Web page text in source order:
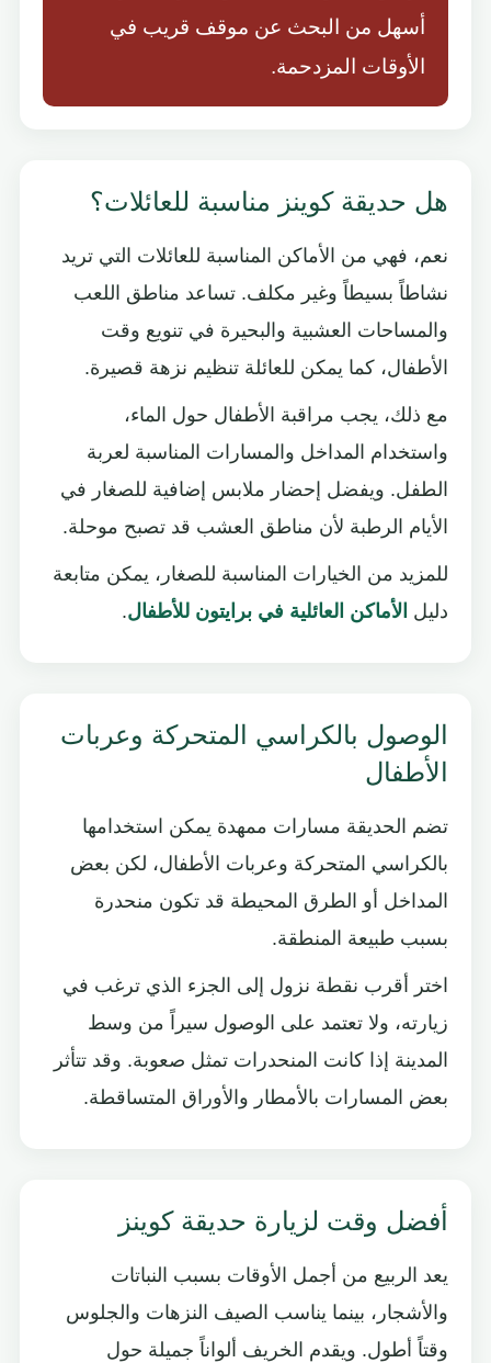
أسهل من البحث عن موقف قريب في
الأوقات المزدحمة.
هل حديقة كوينز مناسبة للعائلات؟
نعم، فهي من الأماكن المناسبة للعائلات التي تريد
نشاطاً بسيطاً وغير مكلف. تساعد مناطق اللعب
والمساحات العشبية والبحيرة في تنويع وقت
الأطفال، كما يمكن للعائلة تنظيم نزهة قصيرة.
مع ذلك، يجب مراقبة الأطفال حول الماء،
واستخدام المداخل والمسارات المناسبة لعربة
الطفل. ويفضل إحضار ملابس إضافية للصغار في
الأيام الرطبة لأن مناطق العشب قد تصبح موحلة.
للمزيد من الخيارات المناسبة للصغار، يمكن متابعة
دليل الأماكن العائلية في برايتون للأطفال.
الوصول بالكراسي المتحركة وعربات
الأطفال
تضم الحديقة مسارات ممهدة يمكن استخدامها
بالكراسي المتحركة وعربات الأطفال، لكن بعض
المداخل أو الطرق المحيطة قد تكون منحدرة
بسبب طبيعة المنطقة.
اختر أقرب نقطة نزول إلى الجزء الذي ترغب في
زيارته، ولا تعتمد على الوصول سيراً من وسط
المدينة إذا كانت المنحدرات تمثل صعوبة. وقد تتأثر
بعض المسارات بالأمطار والأوراق المتساقطة.
أفضل وقت لزيارة حديقة كوينز
يعد الربيع من أجمل الأوقات بسبب النباتات
والأشجار، بينما يناسب الصيف النزهات والجلوس
وقتاً أطول. ويقدم الخريف ألواناً جميلة حول